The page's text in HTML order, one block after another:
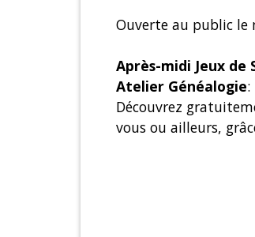
Ouverte au public le
Après-midi Jeux de
Atelier Généalogie
Découvrez
vous ou ailleurs,